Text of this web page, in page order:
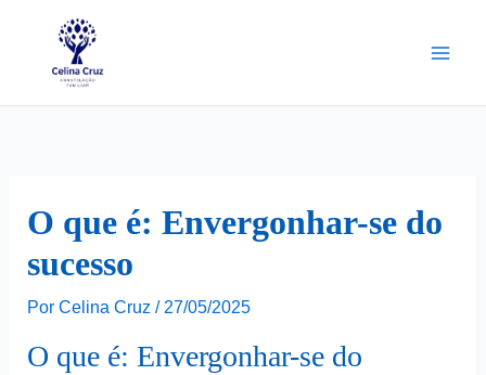
O que é: Envergonhar-se do
sucesso
Por Celina Cruz / 27/05/2025
O que é: Envergonhar-se do